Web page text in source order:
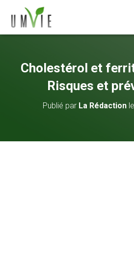
Cholestérol et
Risques et
Publié par La Rédactionle